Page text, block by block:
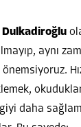
Dulkadiroğlu
aynı
daha